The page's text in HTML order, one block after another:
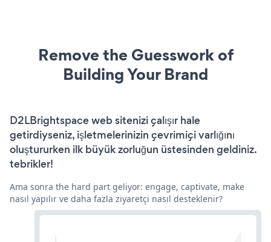
Remove the Guesswork of
Building Your Brand
D2LBrightspace web sitenizi çalışır hale
getirdiyseniz, işletmelerinizin çevrimiçi varlığını
oluştururken ilk büyük zorluğun üstesinden geldiniz.
tebrikler!
Ama sonra the hard part geliyor: engage, captivate, make
nasıl yapılır ve daha fazla ziyaretçi nasıl desteklenir?